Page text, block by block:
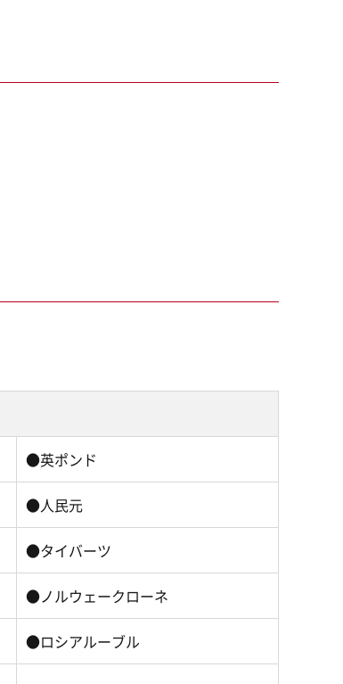
●英ポンド
●人民元
●タイバーツ
●ノルウェークローネ
●ロシアルーブル